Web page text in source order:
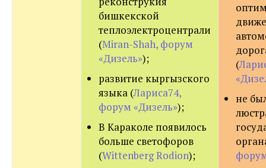
бишкекской
теплоэлектроцентрали
(Miran-Shah, форум
«Дизель»);
развитие кыргызского
языка (Лариса74,
форум «Дизель»);
В Караколе появилось
больше светофоров
(Wittenberg Rodion);
(
не